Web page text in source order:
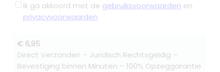
Ik ga akkoord met de gebruiksvoorwaarden en
privacyvoorwaarden
€ 6,95
Direct Verzonden – Juridisch Rechtsgeldig –
Bevestiging binnen Minuten – 100% Opzeggarantie